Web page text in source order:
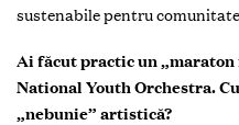
sustenabile pentru
Ai făcut practic un
National Youth Orchestra.
„nebunie” artistică?